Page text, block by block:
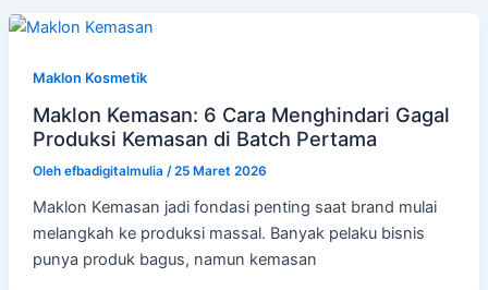
Maklon Kosmetik
Maklon Kemasan: 6 Cara Menghindari Gagal
Produksi Kemasan di Batch Pertama
Oleh efbadigitalmulia /25 Maret 2026
Maklon Kemasan jadi fondasi penting saat brand mulai
melangkah ke produksi massal. Banyak pelaku bisnis
punya produk bagus, namun kemasan